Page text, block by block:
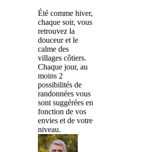
Été comme hiver,
chaque soir, vous
retrouvez la
douceur et le
calme des
villages côtiers.
Chaque jour, au
moins 2
possibilités de
randonnées vous
sont suggérées en
fonction de vos
envies et de votre
niveau.